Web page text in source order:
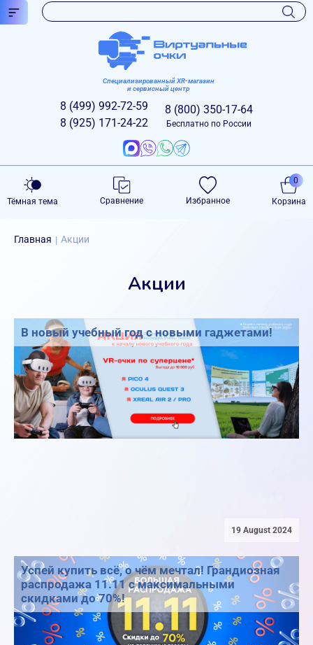
Специализированный XR-магазин
и сервисный центр
8 (499) 992-72-59
8 (925) 171-24-22
8 (800) 350-17-64
Бесплатно по России
Тёмная тема Сравнение Избранное Корзина
0
Главная | Акции
Акции
В новый учебный год с новыми гаджетами!
19 August 2024
Успей купить всё, о чём мечтал! Грандиозная
распродажа 11.11 с максимальными
скидками до 70%!